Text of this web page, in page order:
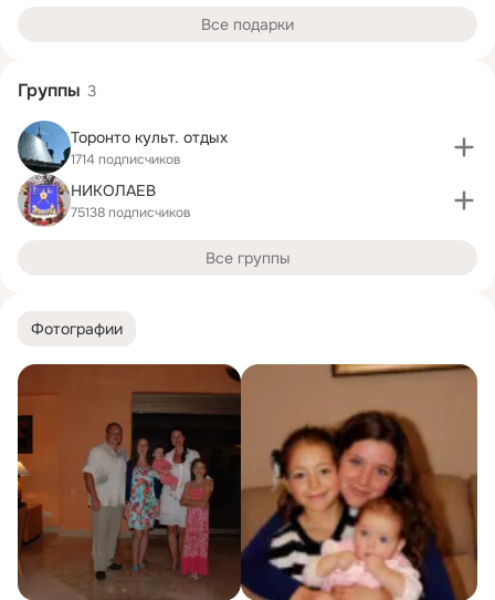
Фотографии
Все подарки
Группы 3
Торонто культ. отдых
1714 подписчиков
НИКОЛАЕВ
75138 подписчиков
Все группы